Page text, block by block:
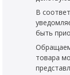
В
быть
товара